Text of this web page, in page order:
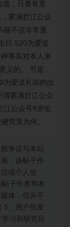
，只要有意
雾满拦江公众
能不说非常重
日 520为爱送
事实对本人来
义的。 可是，
为爱送礼啦的出
谓雾满拦江公众
公众号9岁生
究竟为何。
争议与本站
，该帖子作
或个人使
子作者和本
体，但并不
5、用户所发
习和研究目